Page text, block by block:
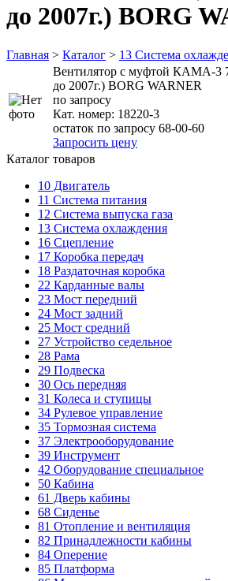
до 2007г.) BORG
Главная > Каталог > 13 Система
Вентилятор с муфтой КАМА-3
до 2007г.) BORG WARNER
по запросу
Кат. номер: 18220-3
остаток по запросу 68-00-60
Запросить цену
Каталог товаров
10 Двигатель
11 Система питания
12 Система выпуска газа
13 Система охлаждения
16 Сцепление
17 Коробка передач
18 Раздаточная коробка
22 Карданные валы
23 Мост передний
24 Мост задний
25 Мост средний
27 Устройство седельное
28 Рама
29 Подвеска
30 Ось передняя
31 Колеса и ступицы
34 Рулевое управление
35 Тормозная система
37 Электрооборудование
39 Инструмент
42 Оборудование специальное
50 Кабина
61 Дверь кабины
68 Сиденье
81 Отопление и вентиляция
82 Принадлежности кабины
84 Оперение
85 Платформа